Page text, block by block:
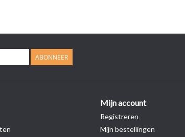
ABONNEER
Mijn account
Registreren
Mijn bestellingen